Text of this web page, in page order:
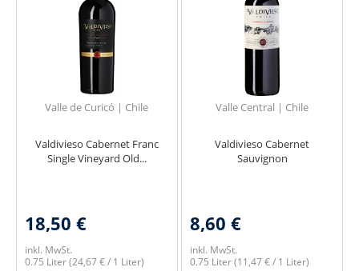
Valle de Curicó | Chile
Valdivieso Cabernet Franc
Single Vineyard Old...
18,50 €
inkl. MwSt.
0.75 Liter(24,67 € / 1 Liter)
Valle Central | Chile
Valdivieso Cabernet
Sauvignon
8,60 €
inkl. MwSt.
0.75 Liter(11,47 € / 1 Liter)